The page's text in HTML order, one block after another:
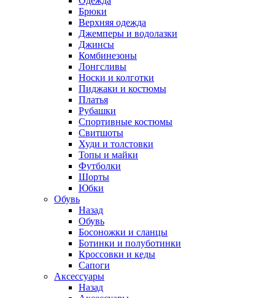
Брюки
Верхняя одежда
Джемперы и водолазки
Джинсы
Комбинезоны
Лонгсливы
Носки и колготки
Пиджаки и костюмы
Платья
Рубашки
Спортивные костюмы
Свитшоты
Худи и толстовки
Топы и майки
Футболки
Шорты
Юбки
Обувь
Назад
Обувь
Босоножки и сланцы
Ботинки и полуботинки
Кроссовки и кеды
Сапоги
Аксессуары
Назад